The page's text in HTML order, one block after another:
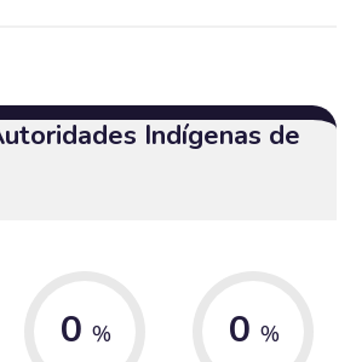
Indígenas de
0 % 0 %